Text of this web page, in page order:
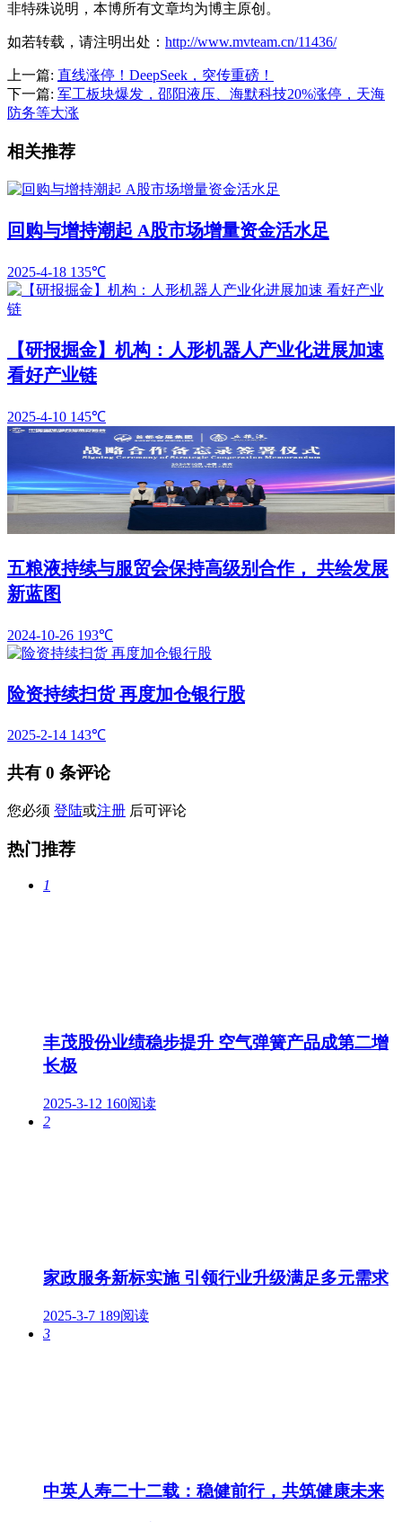
非特殊说明，本博所有文章均为博主原创。
如若转载，请注明出处： http://www.mvteam.cn/11436/
上一篇: 直线涨停！DeepSeek，突传重磅！
下一篇: 军工板块爆发，邵阳液压、海默科技20%涨停，天海
防务等大涨
相关推荐
回购与增持潮起 A股市场增量资金活水足
2025-4-18 135℃
【研报掘金】机构：人形机器人产业化进展加速
看好产业链
2025-4-10 145℃
五粮液持续与服贸会保持高级别合作， 共绘发展
新蓝图
2024-10-26 193℃
险资持续扫货 再度加仓银行股
2025-2-14 143℃
共有 0 条评论
您必须 登陆或注册 后可评论
热门推荐
1
丰茂股份业绩稳步提升 空气弹簧产品成第二增
长极
2025-3-12 160阅读
2
家政服务新标实施 引领行业升级满足多元需求
2025-3-7 189阅读
3
中英人寿二十二载：稳健前行，共筑健康未来